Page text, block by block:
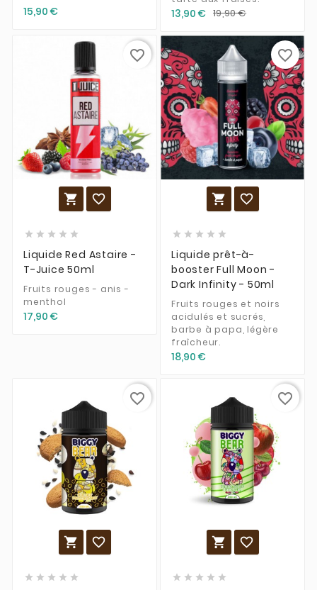
15,90 € 13,90 € 19,90 €
 
    
Liquide Red Astaire -
T-Juice 50ml
Fruits rouges - anis -
menthol
17,90 €
favorite_border
 
    
Liquide prêt-à-
booster Full Moon -
Dark Infinity - 50ml
Fruits rouges et noirs
acidulés et sucrés,
barbe à papa, légère
fraîcheur.
18,90 €
favorite_border
 
    
favorite_border
 
    
favorite_border